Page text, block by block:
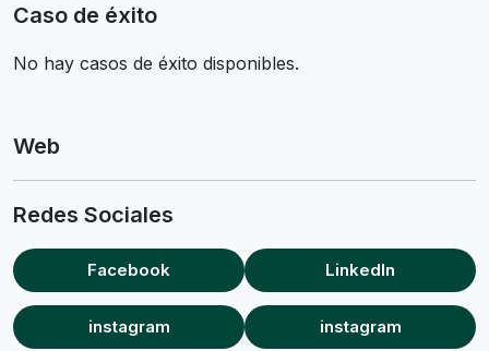
Caso de éxito
No hay casos de éxito disponibles.
Web
Redes Sociales
Facebook LinkedIn
instagram instagram